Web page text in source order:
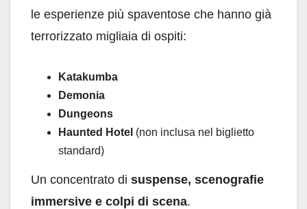
le esperienze più spaventose che hanno già
terrorizzato migliaia di ospiti:
Katakumba
Demonia
Dungeons
Haunted Hotel (non inclusa nel biglietto
standard)
Un concentrato di suspense, scenografie
immersive e colpi di scena.